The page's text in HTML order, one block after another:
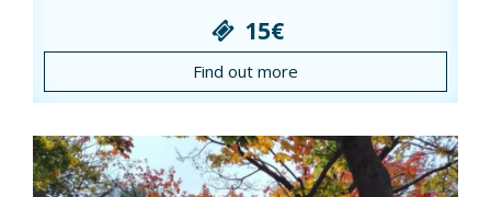
15€
Find out more